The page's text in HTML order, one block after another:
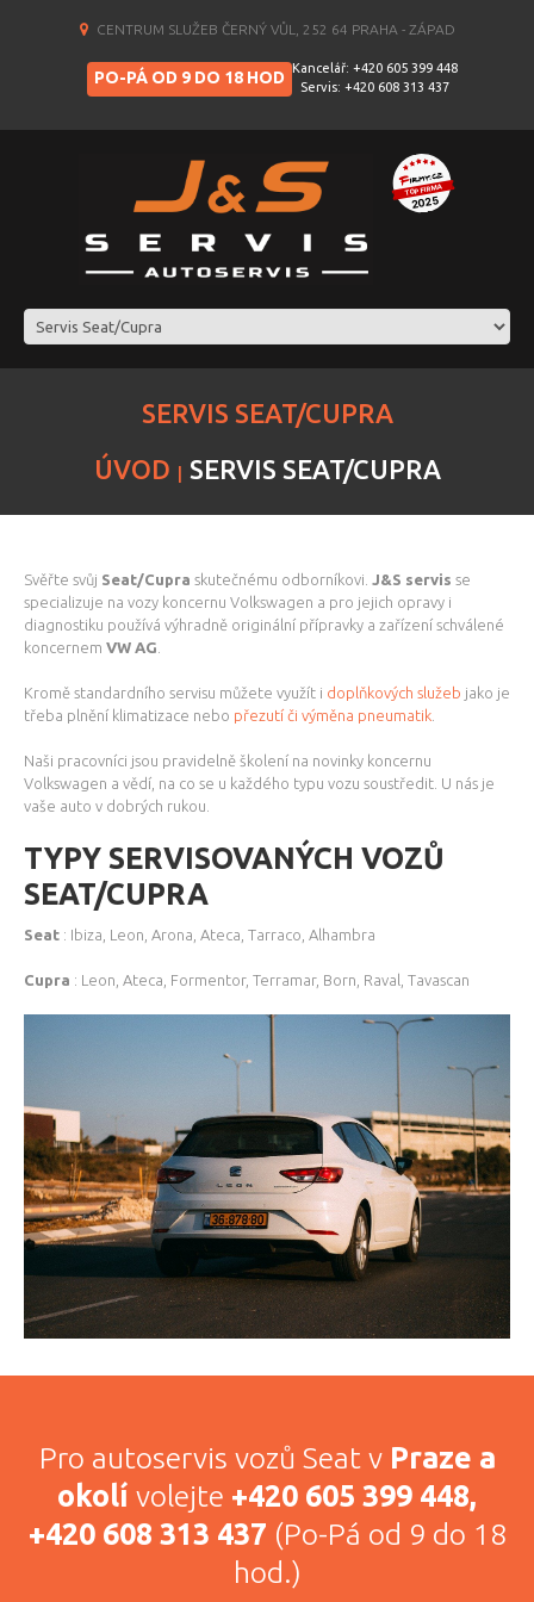
CENTRUM SLUŽEB ČERNÝ VŮL, 252 64 PRAHA - ZÁPAD
PO-PÁ OD 9 DO 18 HOD Kancelář: +420 605 399 448
Servis: +420 608 313 437
SERVIS SEAT/CUPRA
ÚVOD
SERVIS SEAT/CUPRA
Svěřte svůj Seat/Cupra skutečnému odborníkovi. J&S servis se
specializuje na vozy koncernu Volkswagen a pro jejich opravy i
diagnostiku používá výhradně originální přípravky a zařízení schválené
koncernem VW AG
Kromě standardního servisu můžete využít i doplňkových služeb jako je
třeba plnění klimatizace nebo přezutí či výměna pneumatik
Naši pracovníci jsou pravidelně školení na novinky koncernu
Volkswagen a vědí, na co se u každého typu vozu soustředit. U nás je
vaše auto v dobrých rukou.
TYPY SERVISOVANÝCH VOZŮ
SEAT/CUPRA
Seat : Ibiza, Leon, Arona, Ateca, Tarraco, Alhambra
Cupra : Leon, Ateca, Formentor, Terramar, Born, Raval, Tavascan
Pro autoservis vozů Seat v Praze a
okolí volejte +420 605 399 448,
+420 608 313 437 (Po-Pá od 9 do 18
hod.)